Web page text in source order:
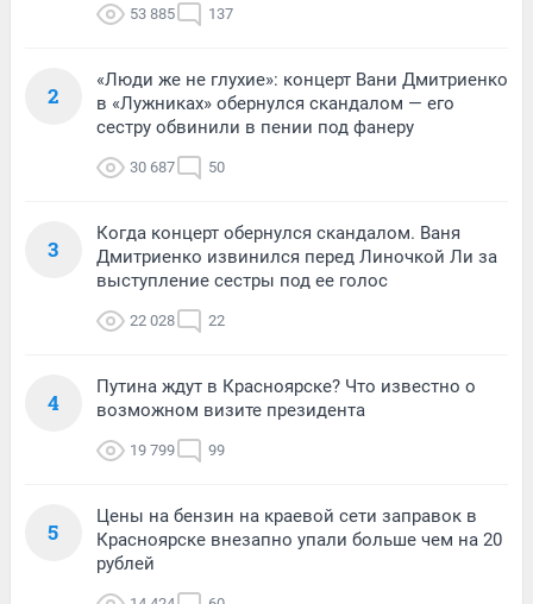
53 885 137
2
«Люди же не глухие»: концерт Вани Дмитриенко
в «Лужниках» обернулся скандалом — его
сестру обвинили в пении под фанеру
30 687 50
3
Когда концерт обернулся скандалом. Ваня
Дмитриенко извинился перед Линочкой Ли за
выступление сестры под ее голос
22 028 22
4
Путина ждут в Красноярске? Что известно о
возможном визите президента
19 799 99
5
Цены на бензин на краевой сети заправок в
Красноярске внезапно упали больше чем на 20
рублей